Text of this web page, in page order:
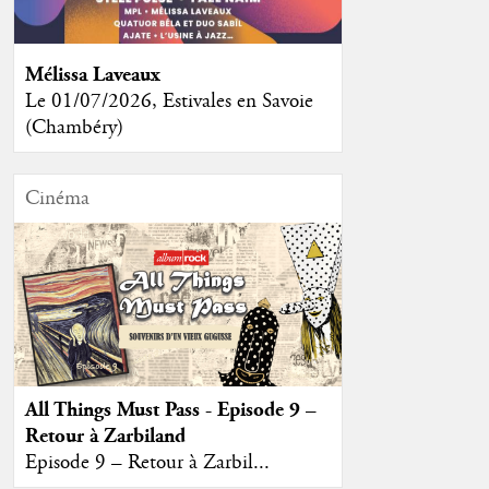
Mélissa Laveaux
Le 01/07/2026, Estivales en Savoie
(Chambéry)
Cinéma
All Things Must Pass - Episode 9 –
Retour à Zarbiland
Episode 9 – Retour à Zarbil...